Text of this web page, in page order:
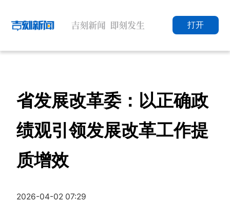
打开
省发展改革委：以正确政
绩观引领发展改革工作提
质增效
2026-04-02 07:29